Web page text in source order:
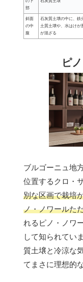
部
斜面
の中
腹
石灰質土壌の中に、鉄
土質土壌や、水はけが
が混ざる
ピ
ブルゴーニュ地
位置するクロ・
別な区画で栽培
ノ・ノワールた
れるピノ・ノワ
して知られてい
質土壌と冷涼な
てまさに理想的